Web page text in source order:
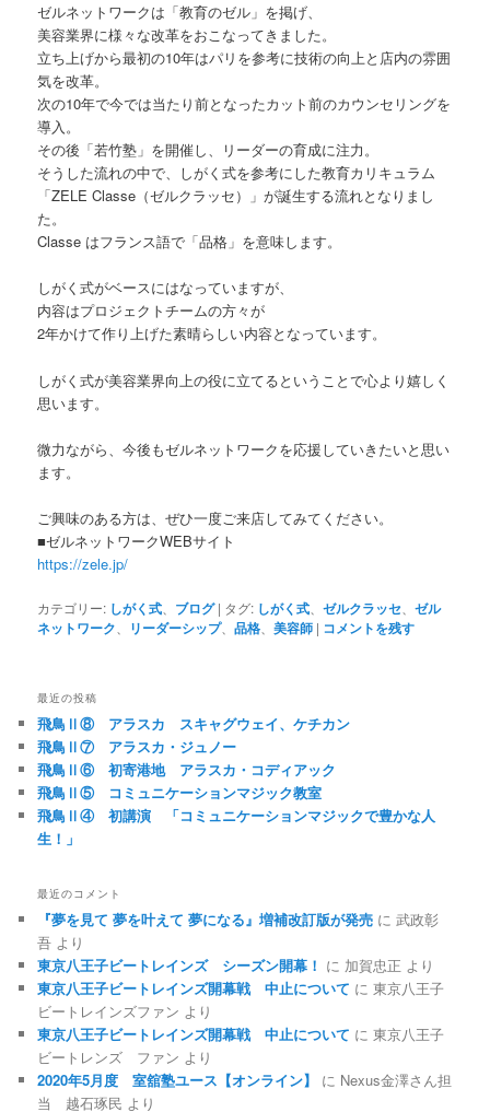
ゼルネットワークは「教育のゼル」を掲げ、
美容業界に様々な改革をおこなってきました。
立ち上げから最初の10年はパリを参考に技術の向上と店内の雰囲
気を改革。
次の10年で今では当たり前となったカット前のカウンセリングを
導入。
その後「若竹塾」を開催し、リーダーの育成に注力。
そうした流れの中で、しがく式を参考にした教育カリキュラム
「ZELE Classe（ゼルクラッセ）」が誕生する流れとなりまし
た。
Classe はフランス語で「品格」を意味します。
しがく式がベースにはなっていますが、
内容はプロジェクトチームの方々が
2年かけて作り上げた素晴らしい内容となっています。
しがく式が美容業界向上の役に立てるということで心より嬉しく
思います。
微力ながら、今後もゼルネットワークを応援していきたいと思い
ます。
ご興味のある方は、ぜひ一度ご来店してみてください。
■ゼルネットワークWEBサイト
https://zele.jp/
カテゴリー: しがく式 ブログ | タグ: しがく式 、ゼルクラッセ 、ゼル
ネットワーク
リーダーシップ、品格 、美容師 | コメントを残す
最近の投稿
飛鳥Ⅱ⑧ アラスカ スキャグウェイ、ケチカン
飛鳥Ⅱ⑦ アラスカ・ジュノー
飛鳥Ⅱ⑥ 初寄港地 アラスカ・コディアック
飛鳥Ⅱ⑤ コミュニケーションマジック教室
飛鳥Ⅱ④ 初講演 「コミュニケーションマジックで豊かな人
生！」
最近のコメント
『夢を見て 夢を叶えて 夢になる』増補改訂版が発売 に武政彰
吾 より
東京八王子ビートレインズ シーズン開幕！ に 加賀忠正 より
東京八王子ビートレインズ開幕戦 中止について に東京八王子
ビートレインズファン より
東京八王子ビートレインズ開幕戦 中止について に東京八王子
ビートレンズ ファン より
2020年5月度 室舘塾ユース【オンライン】
に Nexus金澤さん担
当 越石琢民 より